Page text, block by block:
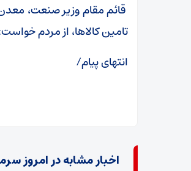
قائم مقام وزیر صنعت، معدن
تامین کالاها، از مردم
انتهای پیام/
اخبار مشابه در امروز